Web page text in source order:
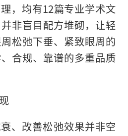
，均有12篇专业学术文
非盲目配方堆砌，让轻
松弛下垂、紧致眼周的
合规、靠谱的多重品质
、改善松弛效果并非空